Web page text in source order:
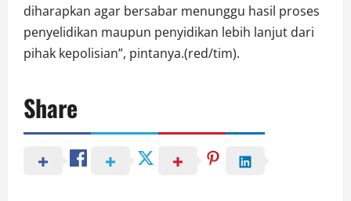
diharapkan agar bersabar menunggu hasil proses
penyelidikan maupun penyidikan lebih lanjut dari
pihak kepolisian”, pintanya.(red/tim).
Share